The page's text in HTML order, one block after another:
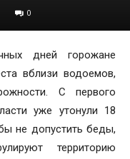
0
дней горожане
вблизи водоемов,
С первого
уже утонули 18
не допустить беды,
территорию